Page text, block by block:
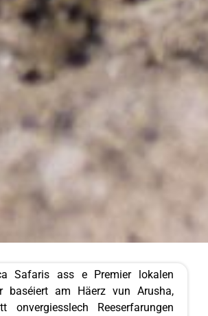
Safaris ass e Premier lokalen
baséiert am Häerz vun Arusha,
onvergiesslech Reeserfarungen